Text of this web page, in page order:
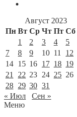
Август 2023
Пн Вт Ср Чт Пт Сб
1
2 3 4 5
7
8 9 10 11 12
14 15 16 17 18 19
21
22 23 24 25 26
28 29 30 31
« Июл
Сен »
Меню